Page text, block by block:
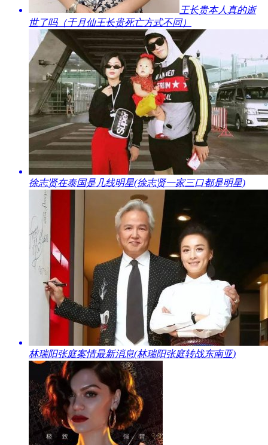
​王长贵本人真的逝
世了吗（于月仙王长贵死亡方式不同）
​徐志贤在泰国是几线明星(徐志贤一家三口都是明星)
​林瑞阳张庭案情最新消息(林瑞阳张庭转战东南亚)